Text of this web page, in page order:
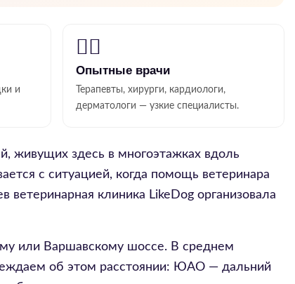
и
👨‍⚕️
Опытные врачи
Терапевты, хирурги, кардиологи,
дерматологи — узкие специалисты.
живущих здесь в многоэтажках вдоль
с ситуацией, когда помощь ветеринара
клиника LikeDog организовала
или Варшавскому шоссе. В среднем
об этом расстоянии: ЮАО — дальний